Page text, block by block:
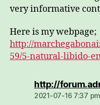
very informative
Here is my webpage;
http://
59/5-natural-libido-
http://
2021-07-16 7:37